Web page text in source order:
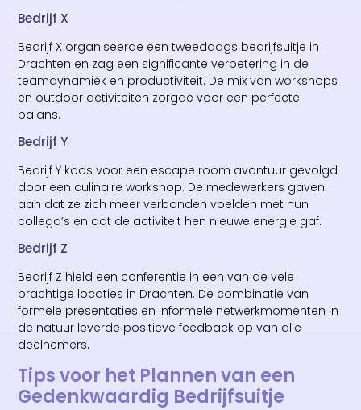
Bedrijf X
Bedrijf X organiseerde een tweedaags bedrijfsuitje in
Drachten en zag een significante verbetering in de
teamdynamiek en productiviteit. De mix van workshops
en outdoor activiteiten zorgde voor een perfecte
balans.
Bedrijf Y
Bedrijf Y koos voor een escape room avontuur gevolgd
door een culinaire workshop. De medewerkers gaven
aan dat ze zich meer verbonden voelden met hun
collega’s en dat de activiteit hen nieuwe energie gaf.
Bedrijf Z
Bedrijf Z hield een conferentie in een van de vele
prachtige locaties in Drachten. De combinatie van
formele presentaties en informele netwerkmomenten in
de natuur leverde positieve feedback op van alle
deelnemers.
Tips voor het Plannen van een
Gedenkwaardig Bedrijfsuitje